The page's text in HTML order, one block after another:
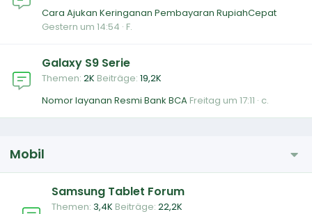
Cara Ajukan Keringanan Pembayaran RupiahCepat
Gestern um 14:54 F.
Galaxy S9 Serie
Themen 2K Beiträge 19,2K
Nomor layanan Resmi Bank BCA Freitag um 17:11 c.
Mobil
Samsung Tablet Forum
Themen 3,4K Beiträge 22,2K